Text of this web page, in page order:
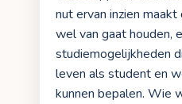
nut ervan inzien
wel van gaat houden,
studiemogelijkheden
leven als student en
kunnen bepalen. Wie